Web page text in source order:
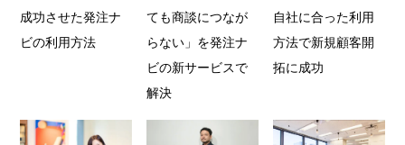
成功させた発注ナ
ビの利用方法
ても商談につなが
らない」を発注ナ
ビの新サービスで
解決
自社に合った利用
方法で新規顧客開
拓に成功